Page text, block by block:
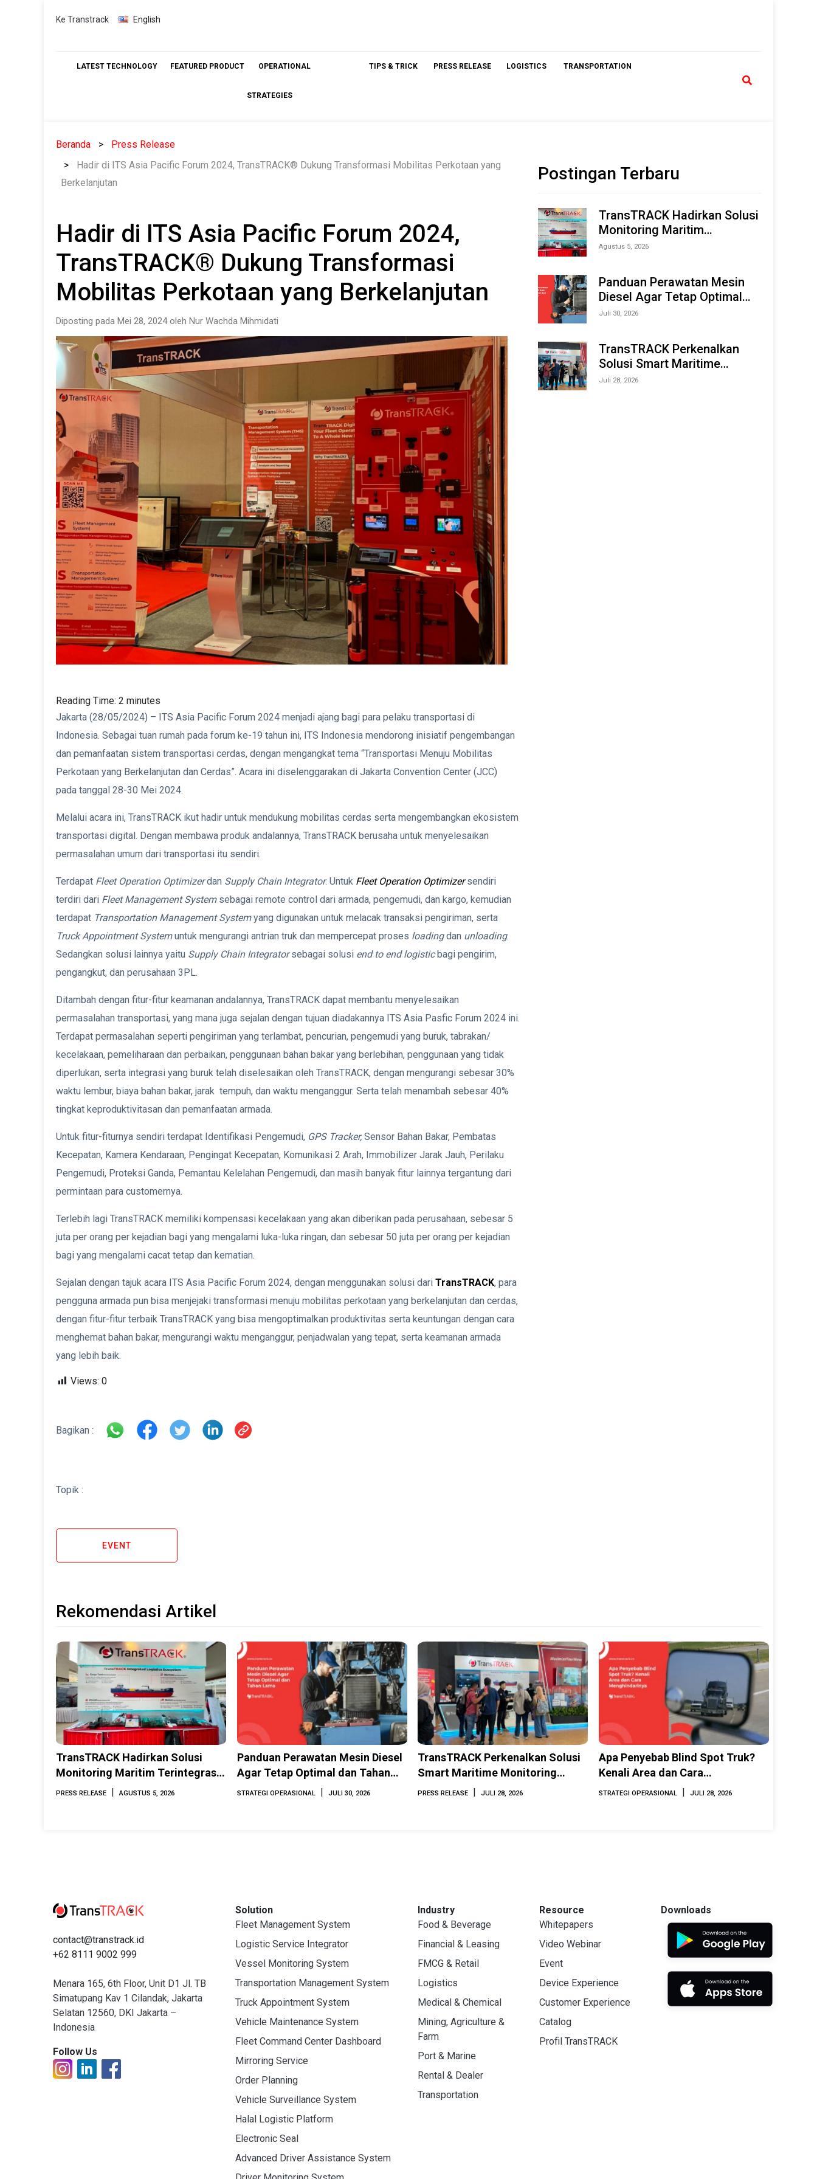
Skip
Ke Transtrack English
LATEST TECHNOLOGY FEATURED PRODUCT OPERATIONAL
STRATEGIES
TIPS & TRICK PRESS RELEASE LOGISTICS TRANSPORTATION
Beranda
Press Release
Hadir di ITS Asia Pacific Forum 2024, TransTRACK® Dukung Transformasi Mobilitas Perkotaan yang
Berkelanjutan
Hadir di ITS Asia Pacific Forum 2024,
TransTRACK® Dukung Transformasi
Mobilitas Perkotaan yang Berkelanjutan
Diposting pada Mei 28, 2024 oleh Nur Wachda Mihmidati
Reading Time: 2 minutes
Jakarta (28/05/2024) – ITS Asia Pacific Forum 2024 menjadi ajang bagi para pelaku transportasi di
Indonesia. Sebagai tuan rumah pada forum ke-19 tahun ini, ITS Indonesia mendorong inisiatif pengembangan
dan pemanfaatan sistem transportasi cerdas, dengan mengangkat tema “Transportasi Menuju Mobilitas
Perkotaan yang Berkelanjutan dan Cerdas”. Acara ini diselenggarakan di Jakarta Convention Center (JCC)
pada tanggal 28-30 Mei 2024.
Melalui acara ini, TransTRACK ikut hadir untuk mendukung mobilitas cerdas serta mengembangkan ekosistem
transportasi digital. Dengan membawa produk andalannya, TransTRACK berusaha untuk menyelesaikan
permasalahan umum dari transportasi itu sendiri.
Terdapat Fleet Operation Optimizerdan Supply Chain Integrator. Untuk Fleet Operation Optimizer sendiri
terdiri dari Fleet Management Systemsebagai remote control dari armada, pengemudi, dan kargo, kemudian
terdapat Transportation Management Systemyang digunakan untuk melacak transaksi pengiriman, serta
Truck Appointment Systemuntuk mengurangi antrian truk dan mempercepat proses loadingdan unloading.
Sedangkan solusi lainnya yaitu Supply Chain Integratorsebagai solusi end to end logisticbagi pengirim,
pengangkut, dan perusahaan 3PL.
Ditambah dengan fitur-fitur keamanan andalannya, TransTRACK dapat membantu menyelesaikan
permasalahan transportasi, yang mana juga sejalan dengan tujuan diadakannya ITS Asia Pasfic Forum 2024 ini.
Terdapat permasalahan seperti pengiriman yang terlambat, pencurian, pengemudi yang buruk, tabrakan/
kecelakaan, pemeliharaan dan perbaikan, penggunaan bahan bakar yang berlebihan, penggunaan yang tidak
diperlukan, serta integrasi yang buruk telah diselesaikan oleh TransTRACK, dengan mengurangi sebesar 30%
waktu lembur, biaya bahan bakar, jarak tempuh, dan waktu menganggur. Serta telah menambah sebesar 40%
tingkat keproduktivitasan dan pemanfaatan armada.
Untuk fitur-fiturnya sendiri terdapat Identifikasi Pengemudi, GPS Tracker,Sensor Bahan Bakar, Pembatas
Kecepatan, Kamera Kendaraan, Pengingat Kecepatan, Komunikasi 2 Arah, Immobilizer Jarak Jauh, Perilaku
Pengemudi, Proteksi Ganda, Pemantau Kelelahan Pengemudi, dan masih banyak fitur lainnya tergantung dari
permintaan para customernya.
Terlebih lagi TransTRACK memiliki kompensasi kecelakaan yang akan diberikan pada perusahaan, sebesar 5
juta per orang per kejadian bagi yang mengalami luka-luka ringan, dan sebesar 50 juta per orang per kejadian
bagi yang mengalami cacat tetap dan kematian.
Sejalan dengan tajuk acara ITS Asia Pacific Forum 2024, dengan menggunakan solusi dari TransTRACK, para
pengguna armada pun bisa menjejaki transformasi menuju mobilitas perkotaan yang berkelanjutan dan cerdas,
dengan fitur-fitur terbaik TransTRACK yang bisa mengoptimalkan produktivitas serta keuntungan dengan cara
menghemat bahan bakar, mengurangi waktu menganggur, penjadwalan yang tepat, serta keamanan armada
yang lebih baik.
Views: 0
Postingan Terbaru
TransTRACK Hadirkan Solusi
Monitoring Maritim
Terintegrasi Berbasis AI &
Offshore Expo (IMOX) 2026
Agustus 5, 2026
Panduan Perawatan Mesin
Diesel Agar Tetap Optimal
dan Tahan Lama
Juli 30, 2026
TransTRACK Perkenalkan
Solusi Smart Maritime
Monitoring Berbasis AI dan
Juli 28, 2026
Bagikan :
Topik :
EVENT
Rekomendasi Artikel
TransTRACK Hadirkan Solusi
Monitoring Maritim Terintegrasi
Berbasis AI & IoT di Indonesia
PRESS RELEASE | AGUSTUS 5, 2026
Panduan Perawatan Mesin Diesel
Agar Tetap Optimal dan Tahan
Lama
STRATEGI OPERASIONAL | JULI 30, 2026
TransTRACK Perkenalkan Solusi
Smart Maritime Monitoring
Berbasis AI dan IoT di INAMARINE
PRESS RELEASE | JULI 28, 2026
Apa Penyebab Blind Spot Truk?
Kenali Area dan Cara
Menghindarinya
STRATEGI OPERASIONAL | JULI 28, 2026
contact@transtrack.id
+62 8111 9002 999
Menara 165, 6th Floor, Unit D1 Jl. TB
Simatupang Kav 1 Cilandak, Jakarta
Selatan 12560, DKI Jakarta –
Indonesia
Follow Us
Solution
Fleet Management System
Logistic Service Integrator
Vessel Monitoring System
Transportation Management System
Truck Appointment System
Vehicle Maintenance System
Fleet Command Center Dashboard
Mirroring Service
Order Planning
Vehicle Surveillance System
Halal Logistic Platform
Electronic Seal
Advanced Driver Assistance System
Industry
Food & Beverage
Financial & Leasing
FMCG & Retail
Logistics
Medical & Chemical
Mining, Agriculture &
Farm
Port & Marine
Rental & Dealer
Transportation
Resource
Whitepapers
Video Webinar
Event
Device Experience
Customer Experience
Catalog
Profil TransTRACK
Downloads